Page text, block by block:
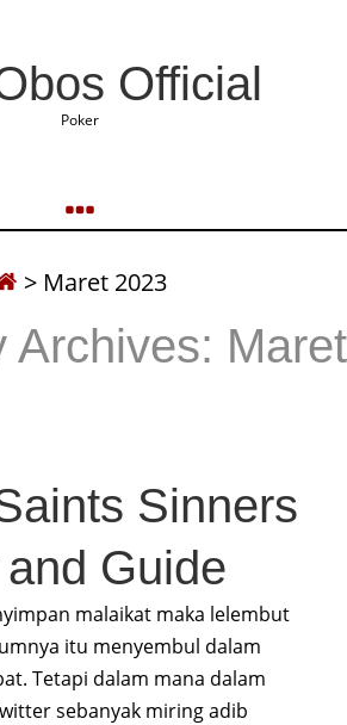
Official
Poker
> Maret 2023
Archives: Maret
Sinners
Guide
malaikat maka lelembut
itu menyembul dalam
Tetapi dalam mana dalam
sebanyak miring adib